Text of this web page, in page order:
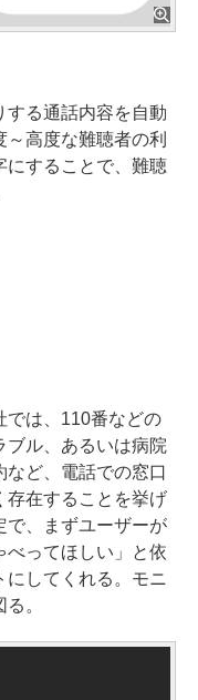
る通話内容を自動
高度な難聴者の利
にすることで、難聴
は、110番などの
ブル、あるいは病院
ど、電話での窓口
存在することを挙げ
で、まずユーザーが
べってほしい」と依
にしてくれる。モニ
。